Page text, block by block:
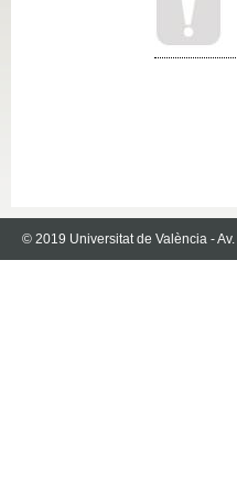
© 2019 Universitat de València -